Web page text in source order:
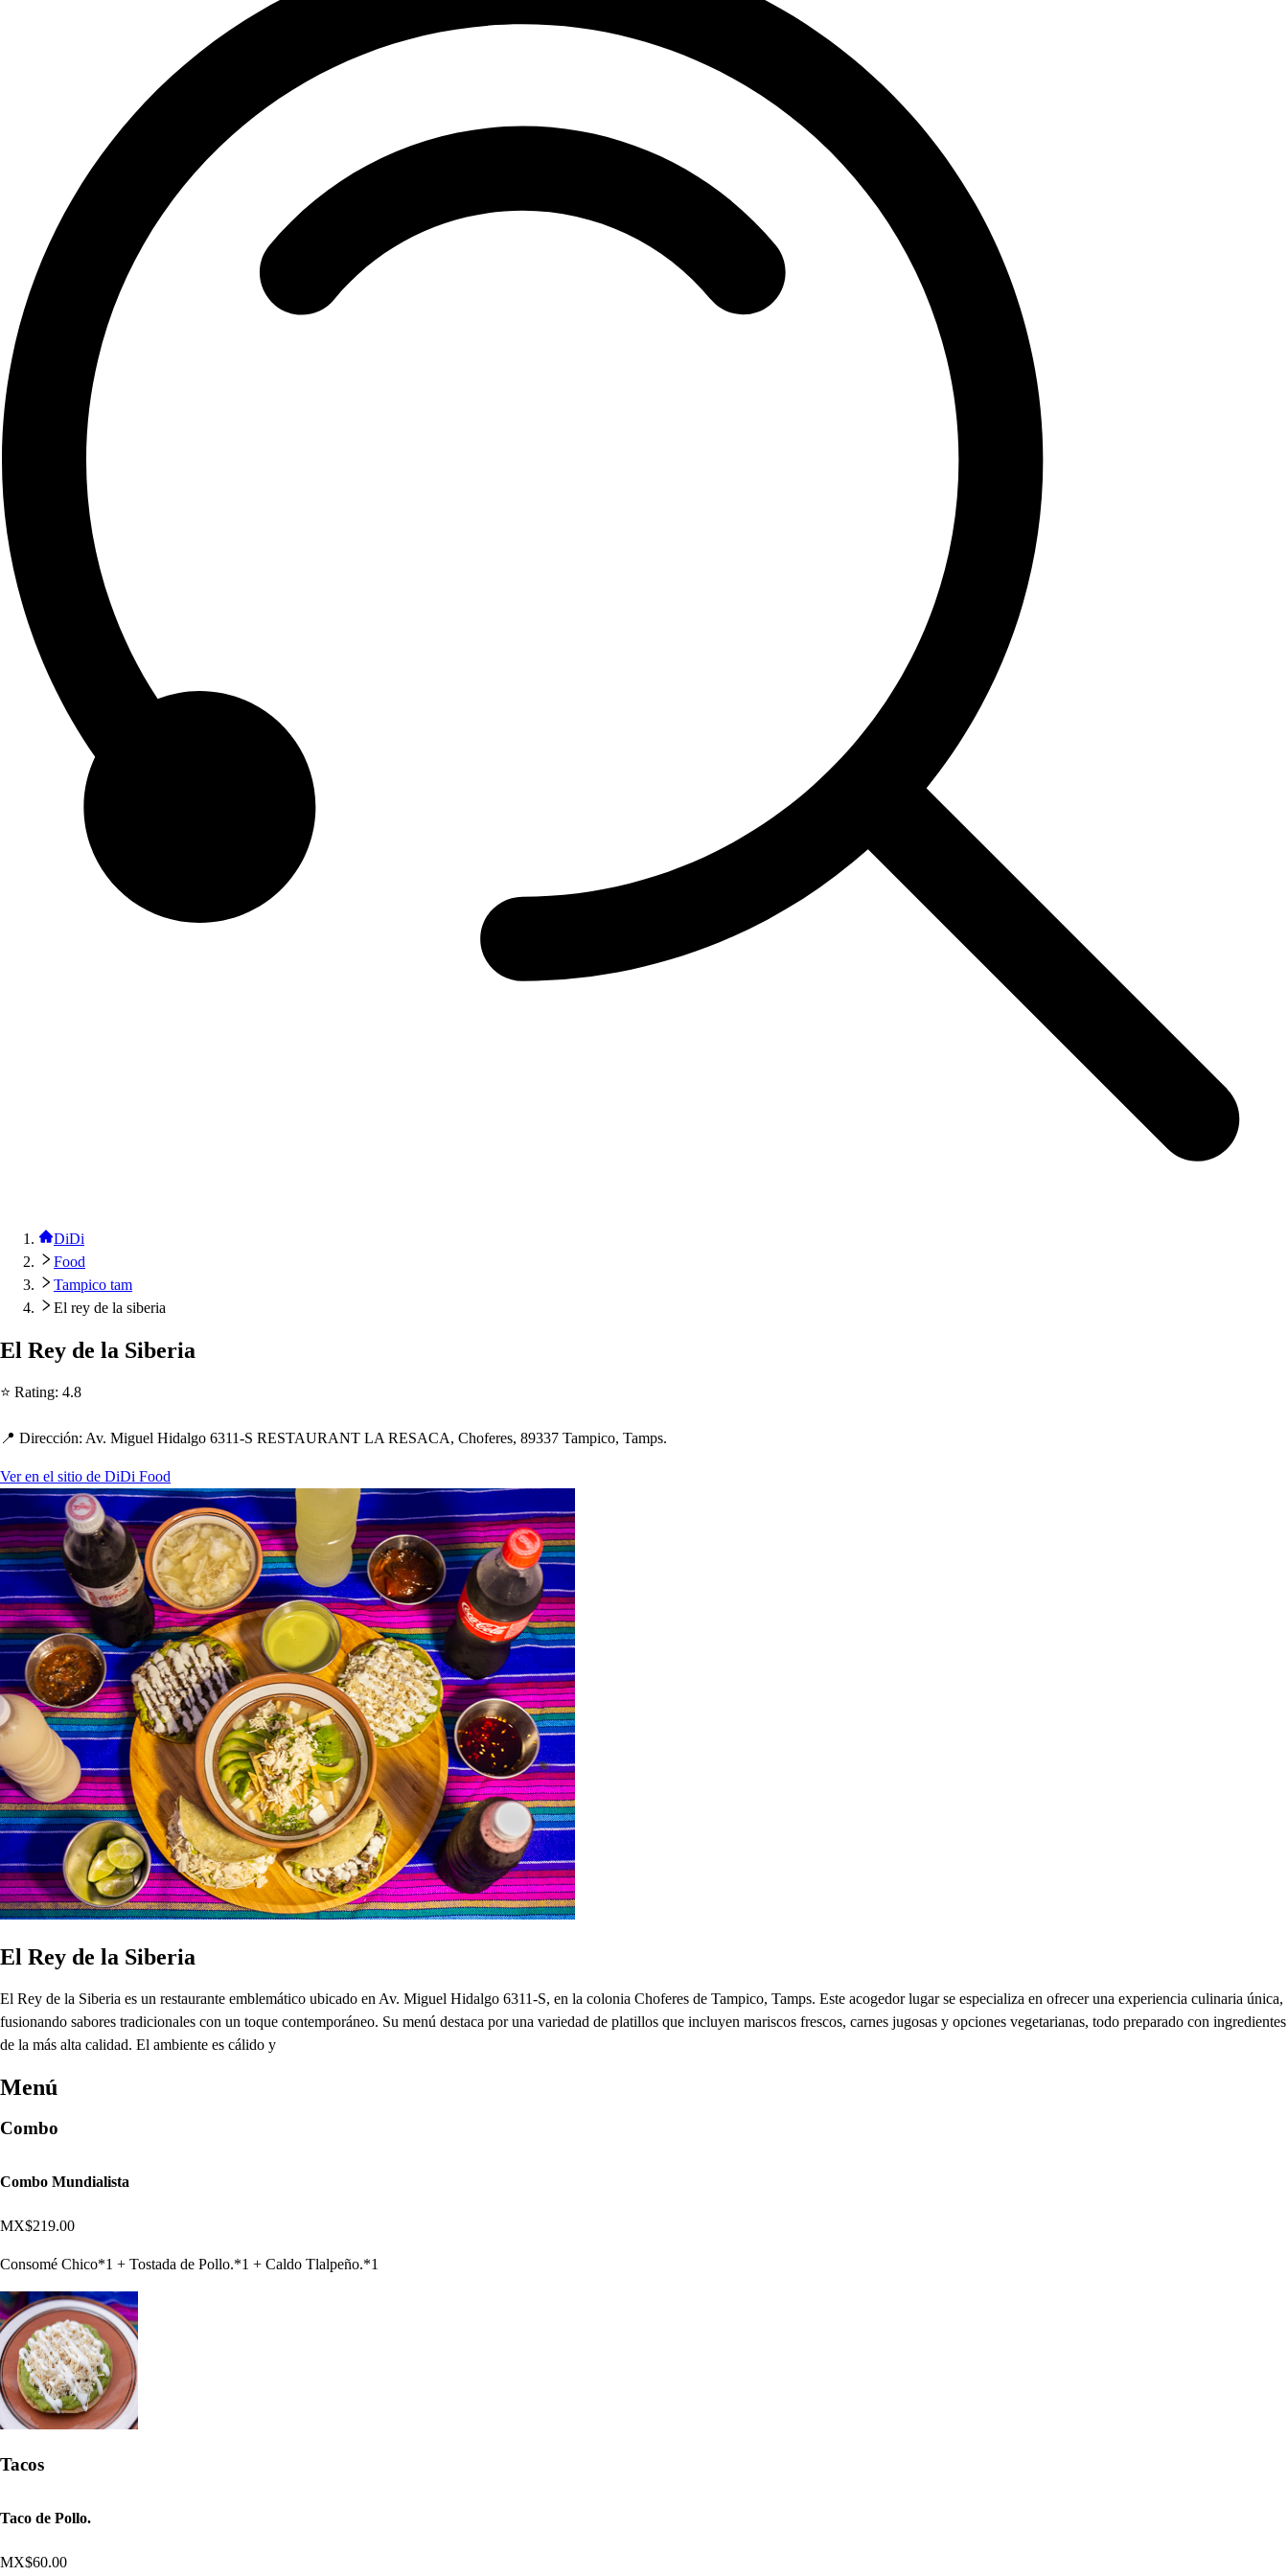
DiDi
Food
Tampico tam
El rey de la siberia
El Rey de la Siberia
⭐ Rating: 4.8
📍 Dirección: Av. Miguel Hidalgo 6311-S RESTAURANT LA RESACA, Choferes, 89337 Tampico, Tamps.
Ver en el sitio de DiDi Food
El Rey de la Siberia
El Rey de la Siberia es un restaurante emblemático ubicado en Av. Miguel Hidalgo 6311-S, en la colonia Choferes de Tampico, Tamps. Este acogedor lugar se especializa en ofrecer una experiencia culinaria única,
fusionando sabores tradicionales con un toque contemporáneo. Su menú destaca por una variedad de platillos que incluyen mariscos frescos, carnes jugosas y opciones vegetarianas, todo preparado con ingredientes
de la más alta calidad. El ambiente es cálido y
Menú
Combo
Combo Mundialista
MX$219.00
Consomé Chico*1 + Tostada de Pollo.*1 + Caldo Tlalpeño.*1
Tacos
Taco de Pollo.
MX$60.00